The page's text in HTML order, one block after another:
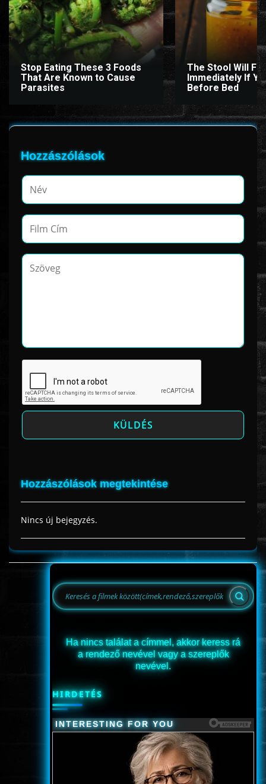
www.onlinefilmvilag2.eu,Copyright © 2017-2026 Az oldal nem tárol
semmilyen jogsértő tartalmat. Minden adat külső forrásból származik |
Frissítve: 2026.07.27
Stop Eating These 3 Foods
That Are Known to Cause
Parasites
The Stool Will Fly
Immediately If
Before Bed
Hozzászólások
Hozzászólások megtekintése
Nincs új bejegyzés.
Ha nincs találat a címmel, akkor keress rá
a rendező nevével vagy a szereplők
nevével.
HIRDETÉS